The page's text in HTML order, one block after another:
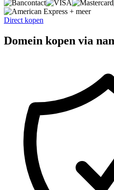
+ meer
Direct kopen
Domein kopen via